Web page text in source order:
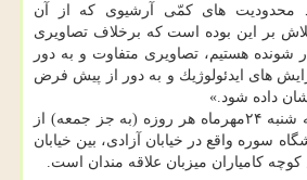
محدودیت های كمّی آرشیوی كه از آن
بر این بوده است كه برخلاف تصاویری
شونده هستیم، تصاویری متفاوت و به دور
های ایدئولوژیك و به دور از پیش فرض
داده شود.»
این نمایشگاه تا روز سه شنبه ۲۴مهرماه هر روزه (به جز جمعه) از
۱۶ در دانشگاه سوره واقع در خیابان آزادی، بین خیابان
كامیاران میزبان علاقه مندان است.